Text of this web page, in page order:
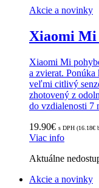
Akcie a novinky
Xiaomi Mi
Xiaomi Mi
a zvierat.
veľmi citlivý
zhotovený z
do vzdialenosti 7
19.90€ s DPH (16.18€
Viac info
Aktuálne
Akcie a novinky